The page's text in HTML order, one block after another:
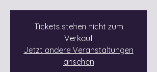
Tickets stehen nicht zum
Verkauf
Jetzt andere Veranstaltungen
ansehen